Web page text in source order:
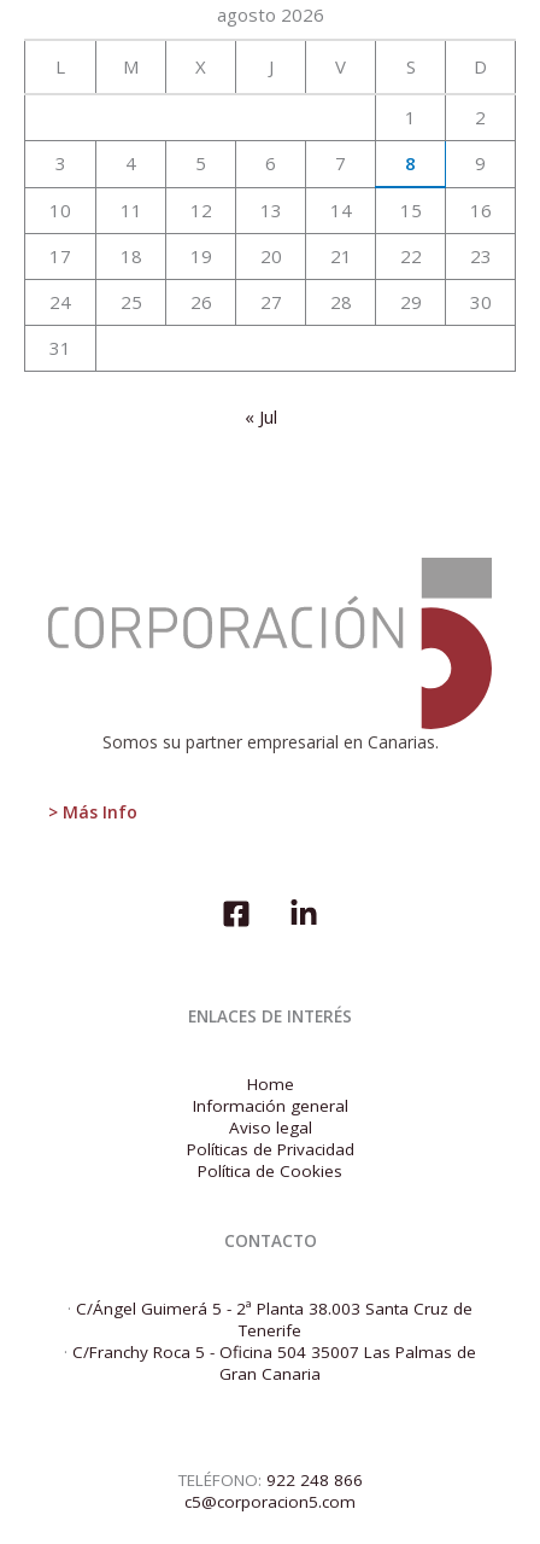
agosto 2026
L M X J V S D
1
2
3
4 5 6 7 8
9
10
11 12 13 14 15
16
17
18 19 20 21 22
23
24
25 26 27 28 29
30
31
« Jul
Somos su partner empresarial en Canarias.
> Más Info
cero
ENLACES DE INTERÉS
Home
Información general
Aviso legal
Políticas de Privacidad
Política de Cookies
CONTACTO
· C/Ángel Guimerá 5 - 2ª Planta 38.003 Santa Cruz de
Tenerife
· C/Franchy Roca 5 - Oficina 504 35007 Las Palmas de
Gran Canaria
TELÉFONO: 922 248 866
c5@corporacion5.com